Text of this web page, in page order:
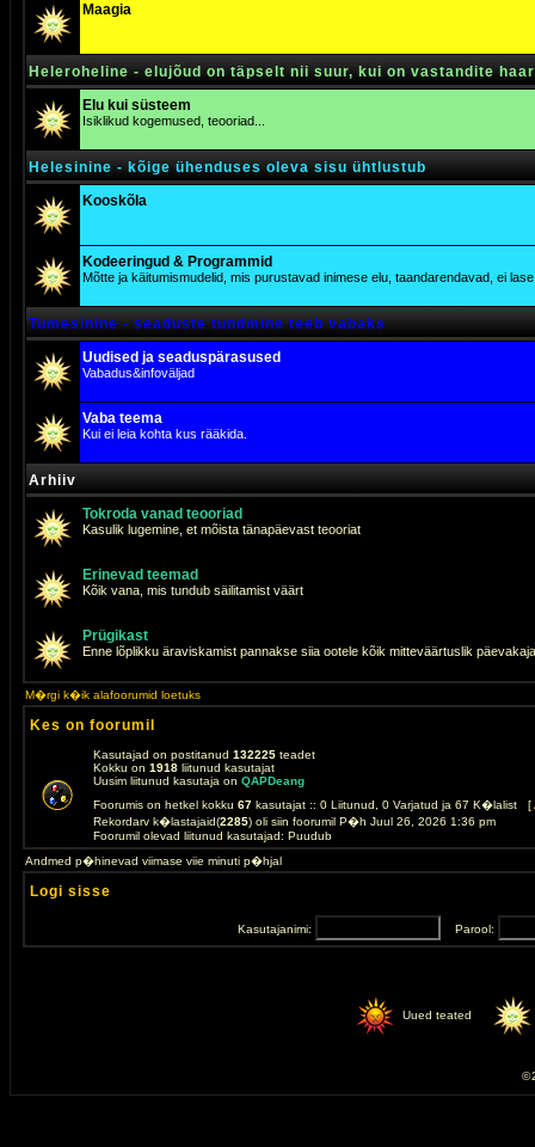
Maagia
Heleroheline - elujõud on täpselt nii suur, kui on vastandite
Elu kui süsteem
Isiklikud kogemused, teooriad...
Helesinine - kõige ühenduses oleva sisu ühtlustub
Kooskõla
Kodeeringud & Programmid
Mõtte ja käitumismudelid, mis purustavad inimese elu, taandarendavad, ei
Tumesinine - seaduste tundmine teeb vabaks
Uudised ja seaduspärasused
Vabadus&infoväljad
Vaba teema
Kui ei leia kohta kus rääkida.
Arhiiv
Tokroda vanad teooriad
Kasulik lugemine, et mõista tänapäevast teooriat
Erinevad teemad
Kõik vana, mis tundub säilitamist väärt
Prügikast
Enne lõplikku äraviskamist pannakse siia ootele kõik mitteväärtuslik
M�rgi k�ik alafoorumid loetuks
Kes on foorumil
Kasutajad on postitanud 132225 teadet
Kokku on 1918 liitunud kasutajat
Uusim liitunud kasutaja on QAPDeang
Foorumis on hetkel kokku 67 kasutajat :: 0 Liitunud, 0 Varjatud ja 67 K�lalist [
Rekordarv k�lastajaid(2285) oli siin foorumil P�h Juul 26, 2026 1:36 pm
Foorumil olevad liitunud kasutajad: Puudub
Andmed p�hinevad viimase viie minuti p�hjal
Logi sisse
Kasutajanimi: Parool:
Uued teated
©